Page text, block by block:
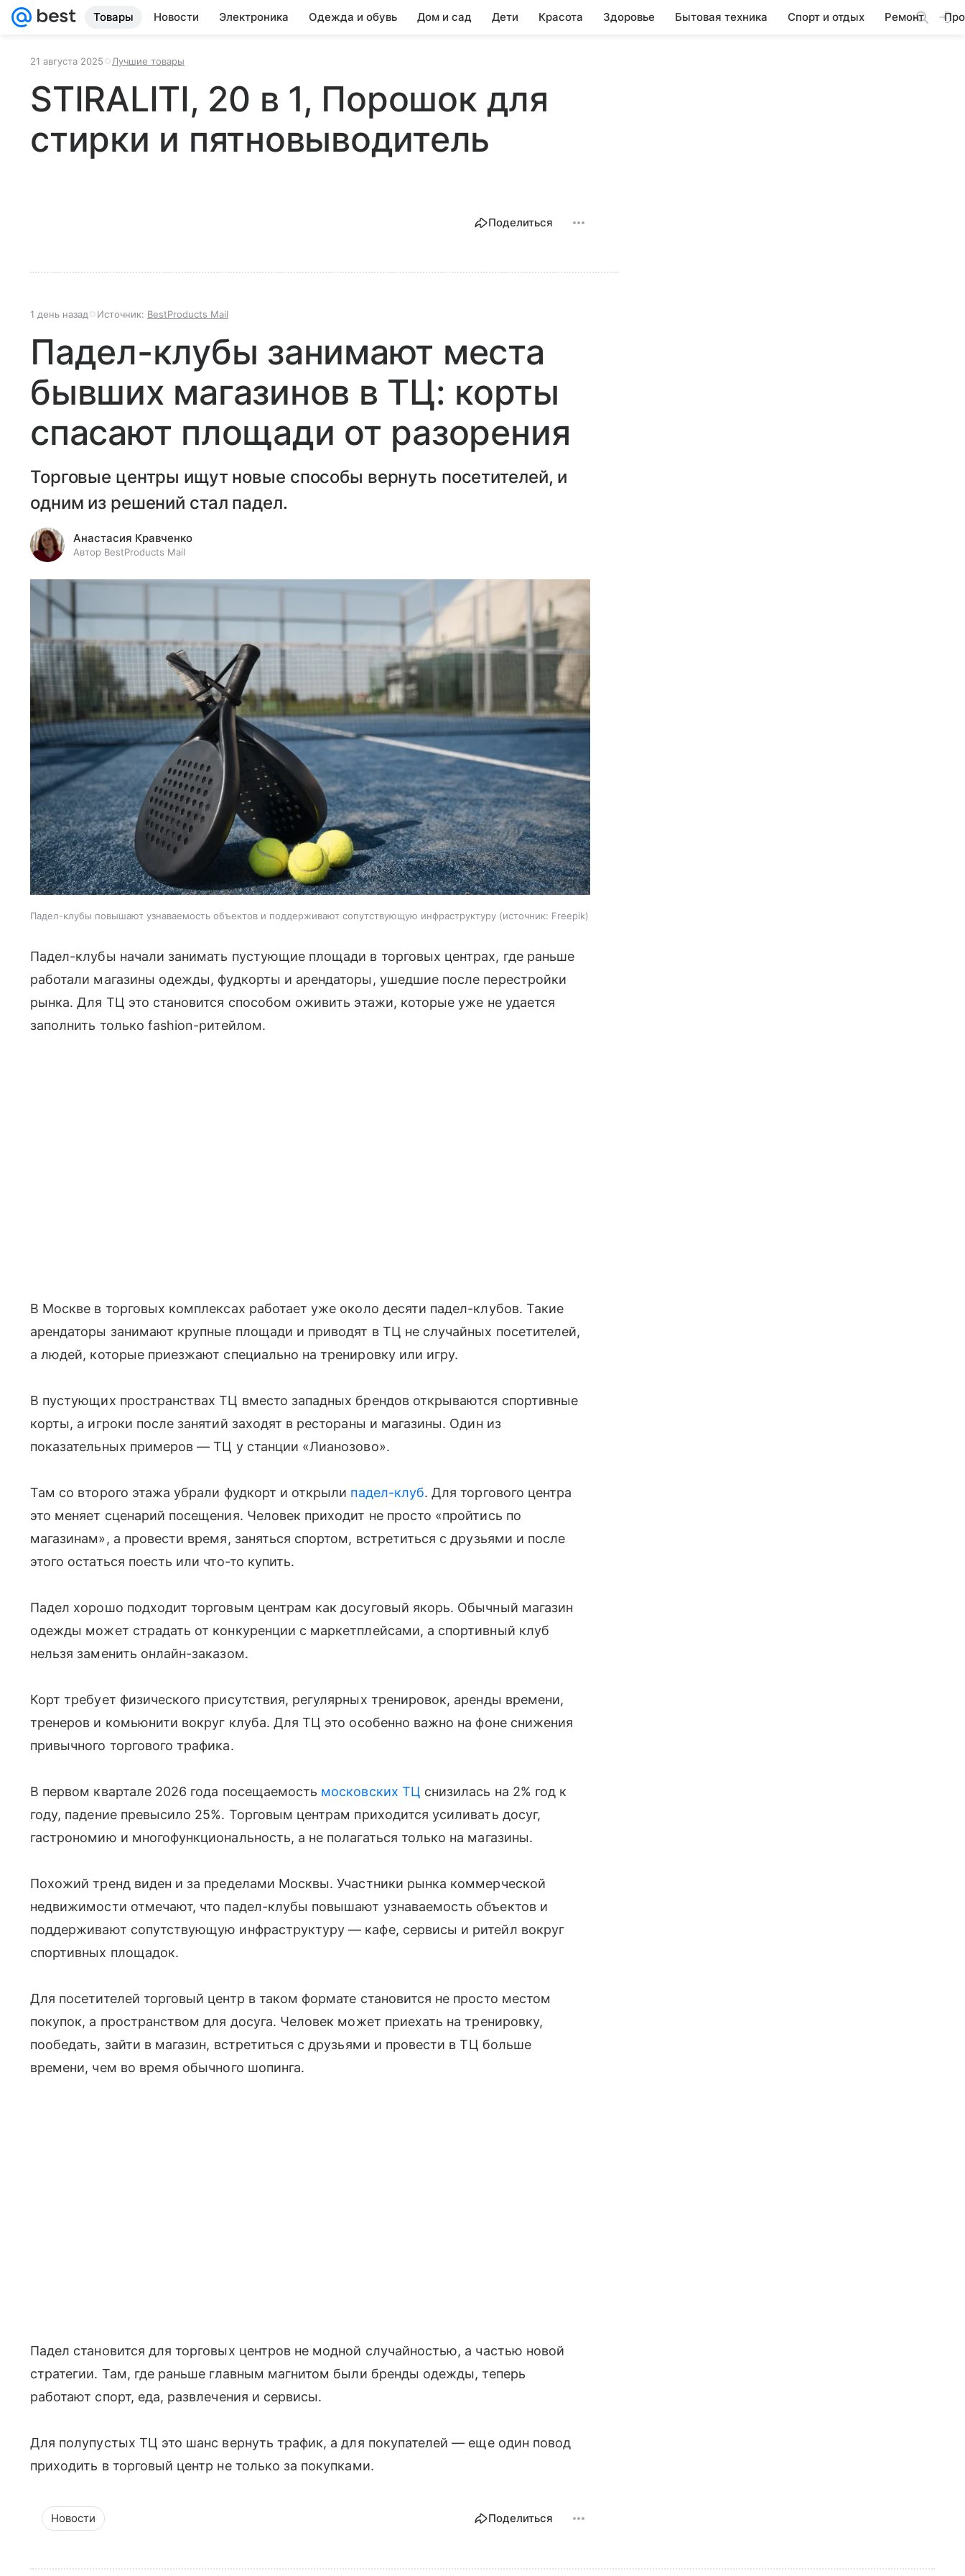
Товары Новости Электроника Одежда и обувь Дом и сад Дети Красота Здоровье Бытовая техника Спорт и отдых Ремонт
21 августа 2025 Лучшие товары
STIRALITI, 20 в 1, Порошок для
стирки и пятновыводитель
Поделиться
1 день назад Источник: BestProducts Mail
Падел-клубы занимают места
бывших магазинов в ТЦ: корты
спасают площади от разорения
Торговые центры ищут новые способы вернуть посетителей, и
одним из решений стал падел.
Анастасия Кравченко
Автор BestProducts Mail
Падел-клубы повышают узнаваемость объектов и поддерживают сопутствующую инфраструктуру источник: Freepik
Падел-клубы начали занимать пустующие площади в торговых центрах, где раньше
работали магазины одежды, фудкорты и арендаторы, ушедшие после перестройки
рынка. Для ТЦ это становится способом оживить этажи, которые уже не удается
заполнить только fashion-ритейлом.
В Москве в торговых комплексах работает уже около десяти падел-клубов. Такие
арендаторы занимают крупные площади и приводят в ТЦ не случайных посетителей,
а людей, которые приезжают специально на тренировку или игру.
В пустующих пространствах ТЦ вместо западных брендов открываются спортивные
корты, а игроки после занятий заходят в рестораны и магазины. Один из
показательных примеров — ТЦ у станции «Лианозово».
Там со второго этажа убрали фудкорт и открыли падел-клуб. Для торгового центра
это меняет сценарий посещения. Человек приходит не просто «пройтись по
магазинам», а провести время, заняться спортом, встретиться с друзьями и после
этого остаться поесть или что-то купить.
Падел хорошо подходит торговым центрам как досуговый якорь. Обычный магазин
одежды может страдать от конкуренции с маркетплейсами, а спортивный клуб
нельзя заменить онлайн-заказом.
Корт требует физического присутствия, регулярных тренировок, аренды времени,
тренеров и комьюнити вокруг клуба. Для ТЦ это особенно важно на фоне снижения
привычного торгового трафика.
В первом квартале 2026 года посещаемость московских ТЦ снизилась на 2% год к
году, падение превысило 25%. Торговым центрам приходится усиливать досуг,
гастрономию и многофункциональность, а не полагаться только на магазины.
Похожий тренд виден и за пределами Москвы. Участники рынка коммерческой
недвижимости отмечают, что падел-клубы повышают узнаваемость объектов и
поддерживают сопутствующую инфраструктуру — кафе, сервисы и ритейл вокруг
спортивных площадок.
Для посетителей торговый центр в таком формате становится не просто местом
покупок, а пространством для досуга. Человек может приехать на тренировку,
пообедать, зайти в магазин, встретиться с друзьями и провести в ТЦ больше
времени, чем во время обычного шопинга.
Падел становится для торговых центров не модной случайностью, а частью новой
стратегии. Там, где раньше главным магнитом были бренды одежды, теперь
работают спорт, еда, развлечения и сервисы.
Для полупустых ТЦ это шанс вернуть трафик, а для покупателей — еще один повод
приходить в торговый центр не только за покупками.
Новости Поделиться